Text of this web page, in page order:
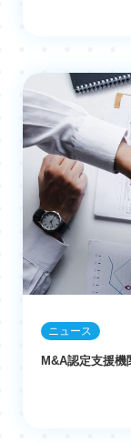
ニュース
M&A認定支援機